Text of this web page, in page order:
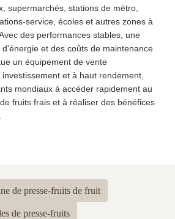
supermarchés, stations de métro,
service, écoles et autres zones à
des performances stables, une
et des coûts de maintenance
un équipement de vente
et à haut rendement,
mondiaux à accéder rapidement au
fruits frais et à réaliser des bénéfices
de presse-fruits de fruit
de presse-fruits